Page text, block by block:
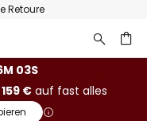
Retoure
03S
€auf fast alles